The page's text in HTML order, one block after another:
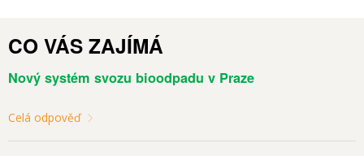
CO VÁS ZAJÍMÁ
Nový systém svozu bioodpadu v Praze
Celá odpověď